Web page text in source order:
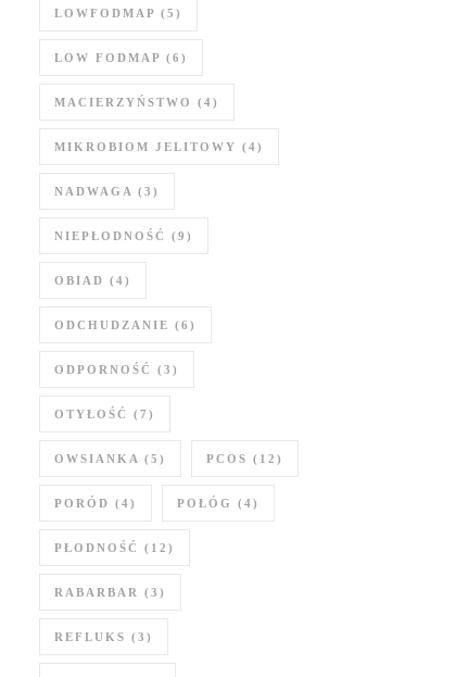
LOWFODMAP (5)
LOW FODMAP (6)
MACIERZYŃSTWO (4)
MIKROBIOM JELITOWY (4)
NADWAGA (3)
NIEPŁODNOŚĆ (9)
OBIAD (4)
ODCHUDZANIE (6)
ODPORNOŚĆ (3)
OTYŁOŚĆ (7)
OWSIANKA (5) PCOS (12)
PORÓD (4) POŁÓG (4)
PŁODNOŚĆ (12)
RABARBAR (3)
REFLUKS (3)